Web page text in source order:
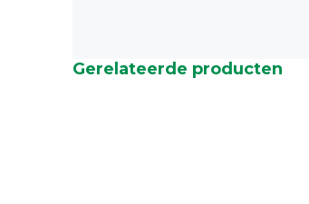
Gerelateerde producten